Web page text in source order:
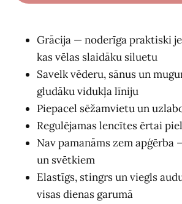
Grācija — noderīga praktiski
kas vēlas slaidāku siluetu
Savelk vēderu, sānus un
gludāku vidukļa līniju
Piepacel sēžamvietu un
Regulējamas lencītes ērtai
Nav pamanāms zem
un svētkiem
Elastīgs, stingrs un viegls
visas dienas garumā